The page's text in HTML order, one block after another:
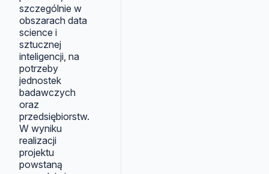
szczególnie w
obszarach data
science i
sztucznej
inteligencji, na
potrzeby
jednostek
badawczych
oraz
przedsiębiorstw.
W wyniku
realizacji
projektu
powstaną